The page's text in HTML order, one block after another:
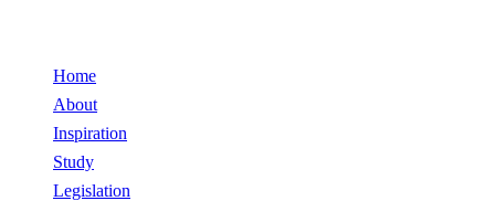
Home
About
Inspiration
Study
Legislation